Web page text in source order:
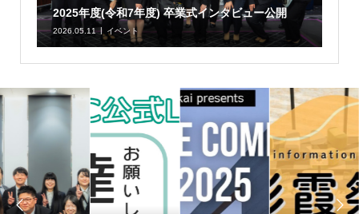
2025年度(令和7年度) 卒業式インタビュー公開
2026.05.11 イベント
 